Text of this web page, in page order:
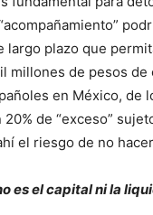
largo plazo que
millones de pesos de
en México, de
de “exceso”
el riesgo de no
es el capital ni la